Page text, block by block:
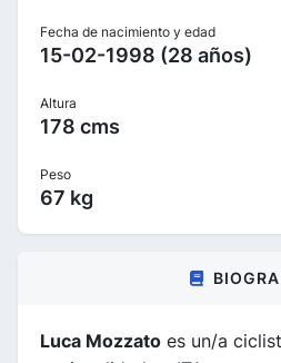
Fecha de nacimiento y edad
15-02-1998 (28 años)
Altura
178 cms
Peso
67 kg
Luca Mozzato es un/a